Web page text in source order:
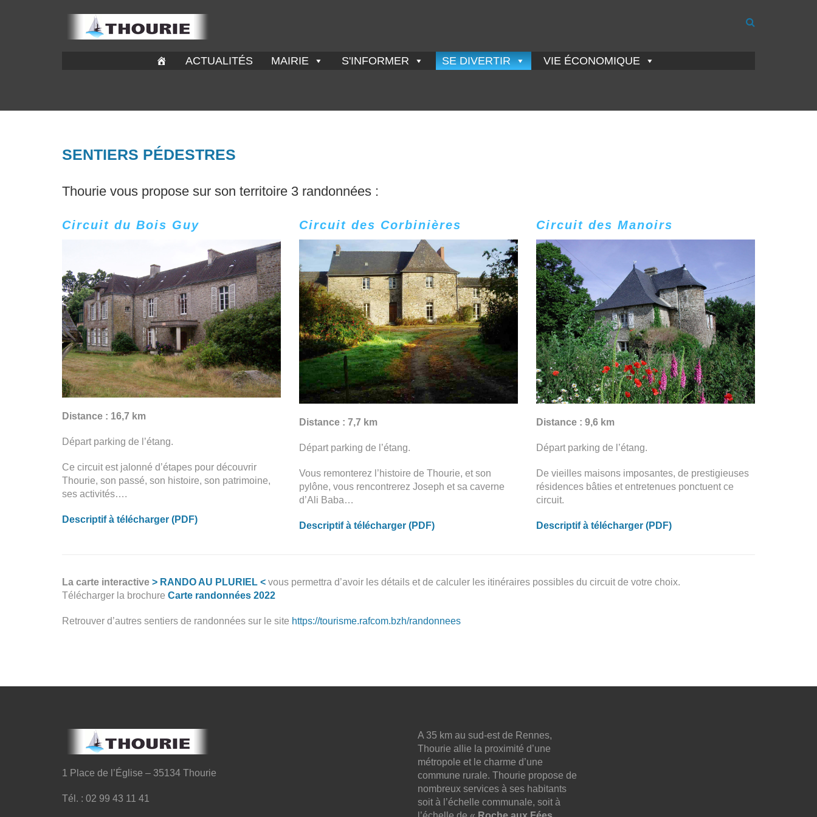
ACTUALITÉS MAIRIE S'INFORMER SE DIVERTIR VIE ÉCONOMIQUE
SENTIERS PÉDESTRES
Thourie vous propose sur son territoire 3 randonnées :
Circuit du Bois Guy
Distance : 16,7 km
Départ parking de l’étang.
Ce circuit est jalonné d’étapes pour découvrir
Thourie, son passé, son histoire, son patrimoine,
ses activités….
Descriptif à télécharger (PDF)
Circuit des Corbinières
Distance : 7,7 km
Départ parking de l’étang.
Vous remonterez l’histoire de Thourie, et son
pylône, vous rencontrerez Joseph et sa caverne
d’Ali Baba…
Descriptif à télécharger (PDF)
Circuit des Manoirs
Distance : 9,6 km
Départ parking de l’étang.
De vieilles maisons imposantes, de prestigieuses
résidences bâties et entretenues ponctuent ce
circuit.
Descriptif à télécharger (PDF)
La carte interactive > RANDO AU PLURIEL < vous permettra d’avoir les détails et de calculer les itinéraires possibles du circuit de votre choix.
Télécharger la brochure Carte randonnées 2022
Retrouver d’autres sentiers de randonnées sur le site https://tourisme.rafcom.bzh/randonnees
1 Place de l’Église – 35134 Thourie
Tél. : 02 99 43 11 41
A 35 km au sud-est de Rennes,
Thourie allie la proximité d’une
métropole et le charme d’une
commune rurale. Thourie propose de
nombreux services à ses habitants
soit à l’échelle communale, soit à